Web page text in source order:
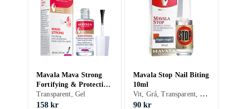
Mavala Mava Strong
Fortifying & Protective
Base Coat 10ml
Transparent, Gel
158 kr
Mavala Stop Nail Biting
10ml
Vit, Grå, Transparent, Nagellack, Anti-bite
90 kr